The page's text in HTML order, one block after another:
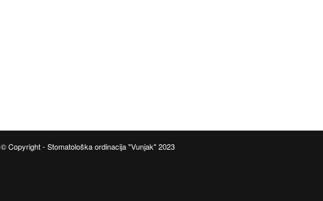
© Copyright - Stomatološka ordinacija "Vunjak" 2023